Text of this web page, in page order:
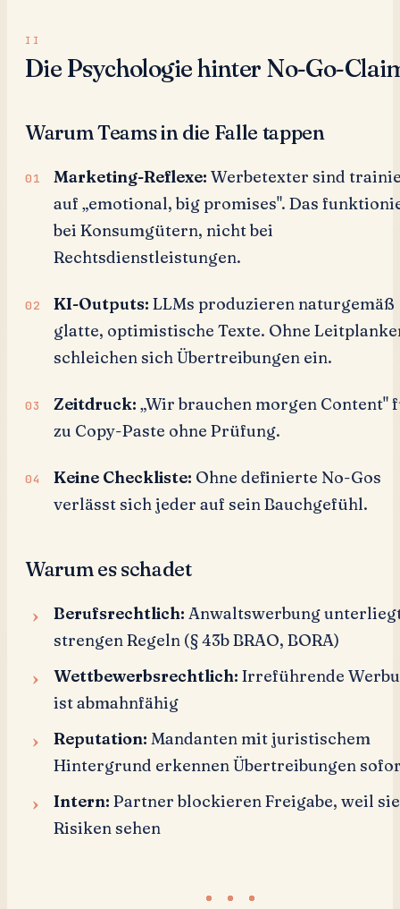
Die Psychologie hinter No-Go-
Warum Teams in die Falle tappen
Marketing-Reflexe: Werbetexter sind
auf „emotional, big promises". Das
bei Konsumgütern, nicht bei
Rechtsdienstleistungen.
KI-Outputs: LLMs produzieren naturgemäß
glatte, optimistische Texte. Ohne
schleichen sich Übertreibungen ein.
Zeitdruck: „Wir brauchen morgen Content"
zu Copy-Paste ohne Prüfung.
Keine Checkliste: Ohne definierte No-Gos
verlässt sich jeder auf sein Bauchgefühl.
Warum es schadet
Berufsrechtlich: Anwaltswerbung
strengen Regeln (§ 43b BRAO, BORA)
Wettbewerbsrechtlich: Irreführende
ist abmahnfähig
Reputation: Mandanten mit juristischem
Hintergrund erkennen Übertreibungen
Intern: Partner blockieren Freigabe, weil sie
Risiken sehen